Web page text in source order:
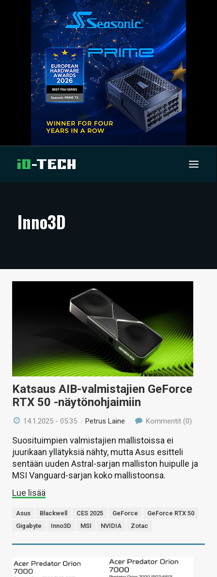
ARTIKKELIT
TECHBBS
VAIHDA TEEMA
HAKU
Inno3D
Katsaus AIB-valmistajien GeForce
RTX 50 -näytönohjaimiin
14.1.2025 - 05:35 /Petrus Laine Kommentit (0)
Suosituimpien valmistajien mallistoissa ei
juurikaan yllätyksiä nähty, mutta Asus esitteli
sentään uuden Astral-sarjan malliston huipulle ja
MSI Vanguard-sarjan koko mallistoonsa.
Lue lisää
Asus Blackwell CES 2025 GeForce
GeForce RTX 50
Gigabyte
Inno3D MSI NVIDIA Zotac